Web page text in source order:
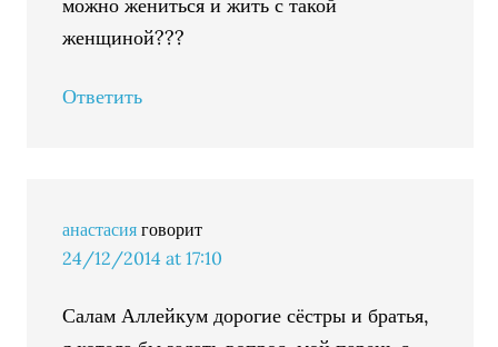
женщиной???
Ответить
анастасия говорит
24/12/2014 at 17:10
Салам Аллейкум дорогие сёстры и братья,